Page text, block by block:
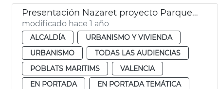
Presentación Nazaret proyecto Parque Desembocadura
modificado hace 1 año
ALCALDÍA
URBANISMO Y VIVIENDA
URBANISMO
TODAS LAS AUDIENCIAS
POBLATS MARITIMS
VALENCIA
EN PORTADA
EN PORTADA TEMÁTICA